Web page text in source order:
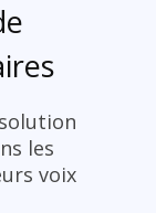
les
voix